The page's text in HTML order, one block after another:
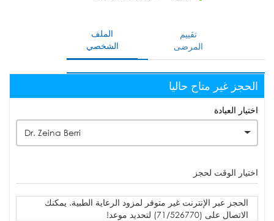
الملف
الشخصي
تقييم
المرضى
الحجز غير متاح حاليا
اختيار العيادة
Dr. Zeina Berri
اختيار الوقت لحجز
الحجز عبر الإنترنت غير متوفر لمزود الرعاية الطبية. يمكنك
الاتصال على (71/526770) لتحديد موعد!